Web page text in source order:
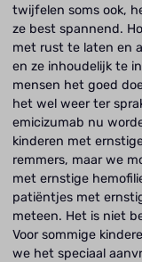
twijfelen soms ook,
ze best spannend.
met rust te laten en
en ze inhoudelijk te
mensen het goed
het wel weer ter
emicizumab nu
kinderen met
remmers, maar we
met ernstige
patiëntjes met
meteen. Het is niet
Voor sommige
we het speciaal